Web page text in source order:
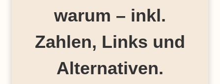
A
R
N
warum – inkl.
Zahlen, Links und
Alternativen.